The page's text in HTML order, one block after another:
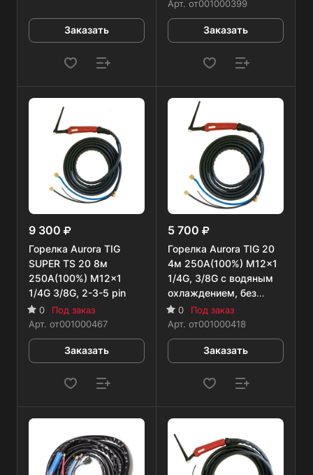
Заказать
Арт. от001000399
Заказать
9 300
Горелка Aurora TIG
SUPER TS 20 8м
250A(100%) M12x1
1/4G 3/8G, 2-3-5 рin
0
Под заказ
Арт. от001000467
Заказать
5 700
Горелка Aurora TIG 20
4м 250А(100%) M12x1
1/4G, 3/8G с водяным
охлаждением, без
управляющих
разъемов
0
Под заказ
Арт. от001000418
Заказать